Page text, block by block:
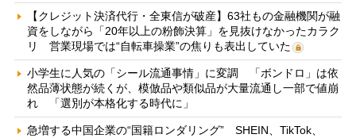
【クレジット決済代行・全東信が破産】63社もの金融機関が融
資をしながら「20年以上の粉飾決算」を見抜けなかったカラク
リ 営業現場では“自転車操業”の焦りも表出していた
小学生に人気の「シール流通事情」に変調 「ボンドロ」は依
然品薄状態が続くが、模倣品や類似品が大量流通し一部で値崩
れ 「選別が本格化する時代に」
急増する中国企業の“国籍ロンダリング” SHEIN、TikTok、